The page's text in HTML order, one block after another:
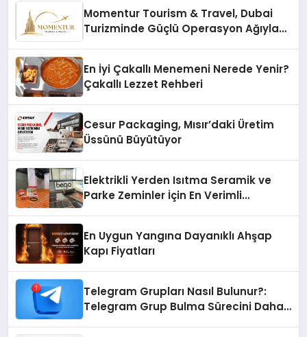
Momentur Tourism & Travel, Dubai
Turizminde Güçlü Operasyon Ağıyla
En İyi Çakallı Menemeni Nerede Yenir?
Çakallı Lezzet Rehberi
Cesur Packaging, Mısır’daki Üretim
Üssünü Büyütüyor
Elektrikli Yerden Isıtma Seramik ve
Parke Zeminler İçin En Verimli
En Uygun Yangına Dayanıklı Ahşap
Kapı Fiyatları
Telegram Grupları Nasıl Bulunur?:
Telegram Grup Bulma Sürecini Daha